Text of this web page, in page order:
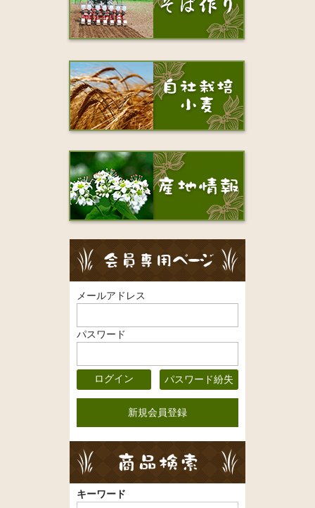
メールアドレス
パスワード
パスワード紛失
新規会員登録
キーワード